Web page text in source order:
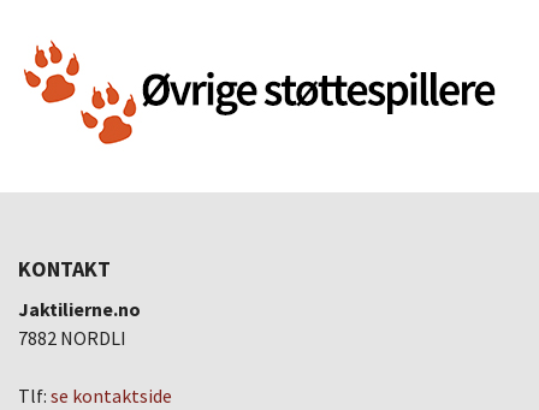
KONTAKT
Jaktilierne.no
7882 NORDLI
Tlf: se kontaktside